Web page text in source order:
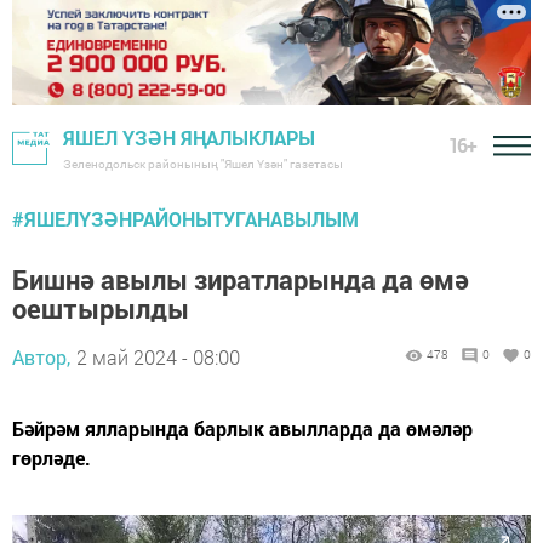
ЯШЕЛ ҮЗӘН ЯҢАЛЫКЛАРЫ
Зеленодольск районының "Яшел Үзән" газетасы
16+
#ЯШЕЛҮЗӘНРАЙОНЫТУГАНАВЫЛЫМ
Бишнә авылы зиратларында да өмә
оештырылды
Автор, 2 май 2024 - 08:00 478 0 0
Бәйрәм ялларында барлык авылларда да өмәләр
гөрләде.